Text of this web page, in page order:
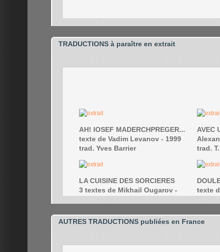
TRADUCTIONS à paraître en extrait
AUTRES TRADUCTIONS publiées en France